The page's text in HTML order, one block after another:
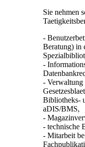
Sie nehmen
-
Beratung) in
-
- Verwaltung
Bibliotheks-
aDIS/BMS,
-
- technische
- Mitarbeit